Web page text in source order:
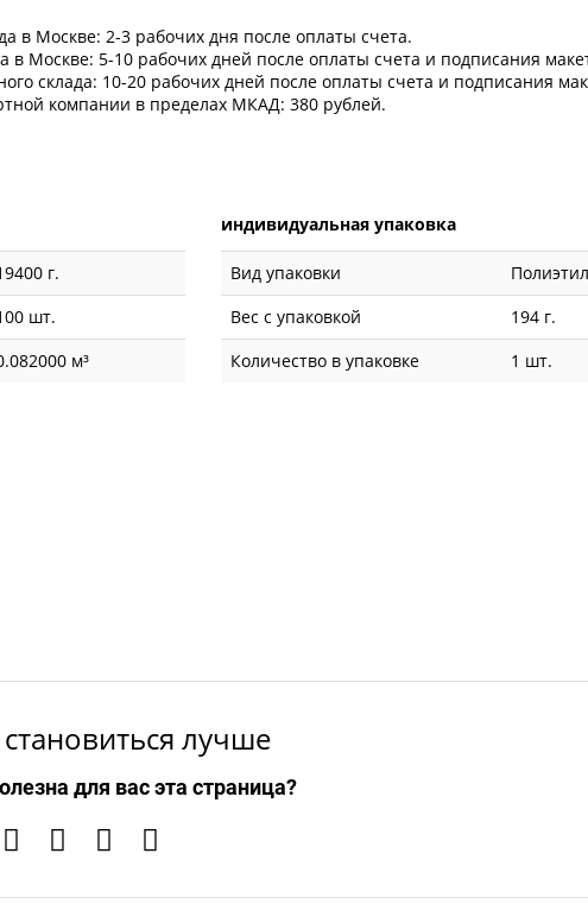
в Москве: 2-3 рабочих дня после оплаты счета.
в Москве: 5-10 рабочих дней после оплаты счета и подписания
склада: 10-20 рабочих дней после оплаты счета и подписания
компании в пределах МКАД: 380 рублей.
г.
шт.
м³
индивидуальная упаковка
Вид упаковки
Вес с упаковкой
194 г.
Количество в упаковке
1 шт.
лучше
для вас эта страница?